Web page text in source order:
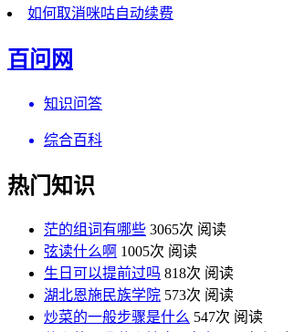
如何取消咪咕自动续费
百问网
知识问答
综合百科
热门知识
茫的组词有哪些 3065次 阅读
弦读什么啊 1005次 阅读
生日可以提前过吗 818次 阅读
湖北恩施民族学院 573次 阅读
炒菜的一般步骤是什么 547次 阅读